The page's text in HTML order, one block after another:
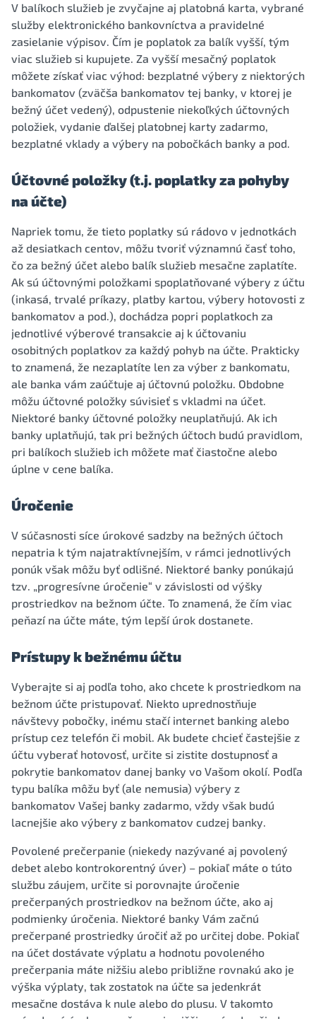
V balíkoch služieb je zvyčajne aj platobná karta, vybrané
služby elektronického bankovníctva a pravidelné
zasielanie výpisov. Čím je poplatok za balík vyšší, tým
viac služieb si kupujete. Za vyšší mesačný poplatok
môžete získať viac výhod: bezplatné výbery z niektorých
bankomatov (zväčša bankomatov tej banky, v ktorej je
bežný účet vedený), odpustenie niekoľkých účtovných
položiek, vydanie ďalšej platobnej karty zadarmo,
bezplatné vklady a výbery na pobočkách banky a pod.
Účtovné položky (t.j. poplatky za pohyby
na účte)
Napriek tomu, že tieto poplatky sú rádovo v jednotkách
až desiatkach centov, môžu tvoriť významnú časť toho,
čo za bežný účet alebo balík služieb mesačne zaplatíte.
Ak sú účtovnými položkami spoplatňované výbery z účtu
(inkasá, trvalé príkazy, platby kartou, výbery hotovosti z
bankomatov a pod.), dochádza popri poplatkoch za
jednotlivé výberové transakcie aj k účtovaniu
osobitných poplatkov za každý pohyb na účte. Prakticky
to znamená, že nezaplatíte len za výber z bankomatu,
ale banka vám zaúčtuje aj účtovnú položku. Obdobne
môžu účtovné položky súvisieť s vkladmi na účet.
Niektoré banky účtovné položky neuplatňujú. Ak ich
banky uplatňujú, tak pri bežných účtoch budú pravidlom,
pri balíkoch služieb ich môžete mať čiastočne alebo
úplne v cene balíka.
Úročenie
V súčasnosti síce úrokové sadzby na bežných účtoch
nepatria k tým najatraktívnejším, v rámci jednotlivých
ponúk však môžu byť odlišné. Niektoré banky ponúkajú
tzv. „progresívne úročenie“ v závislosti od výšky
prostriedkov na bežnom účte. To znamená, že čím viac
peňazí na účte máte, tým lepší úrok dostanete.
Prístupy k bežnému účtu
Vyberajte si aj podľa toho, ako chcete k prostriedkom na
bežnom účte pristupovať. Niekto uprednostňuje
návštevy pobočky, inému stačí internet banking alebo
prístup cez telefón či mobil. Ak budete chcieť častejšie z
účtu vyberať hotovosť, určite si zistite dostupnosť a
pokrytie bankomatov danej banky vo Vašom okolí. Podľa
typu balíka môžu byť (ale nemusia) výbery z
bankomatov Vašej banky zadarmo, vždy však budú
lacnejšie ako výbery z bankomatov cudzej banky.
Povolené prečerpanie (niekedy nazývané aj povolený
debet alebo kontrokorentný úver) – pokiaľ máte o túto
službu záujem, určite si porovnajte úročenie
prečerpaných prostriedkov na bežnom účte, ako aj
podmienky úročenia. Niektoré banky Vám začnú
prečerpané prostriedky úročiť až po určitej dobe. Pokiaľ
na účet dostávate výplatu a hodnotu povoleného
prečerpania máte nižšiu alebo približne rovnakú ako je
výška výplaty, tak zostatok na účte sa jedenkrát
mesačne dostáva k nule alebo do plusu. V takomto